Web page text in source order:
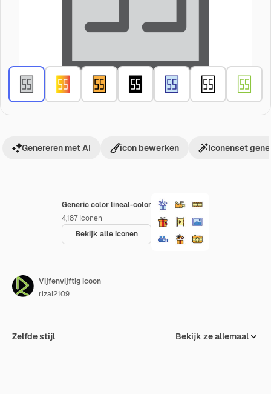
Generic color lineal-color
4,187 Iconen
Bekijk alle iconen
Genereren met AI icon bewerken Iconenset
Vijfenvijftig icoon
rizal2109
Zelfde stijl Bekijk ze allemaal